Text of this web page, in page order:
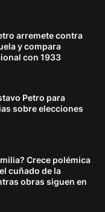
arremete contra
y compara
con 1933
Petro para
sobre elecciones
Crece polémica
cuñado de la
obras siguen en